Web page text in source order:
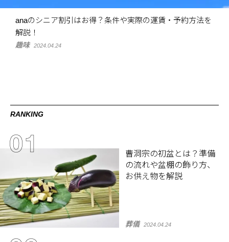
anaのシニア割引はお得？条件や実際の運賃・予約方法を
解説！
趣味 2024.04.24
RANKING
曹洞宗の初盆とは？準備
の流れや盆棚の飾り方、
お供え物を解説
葬儀 2024.04.24